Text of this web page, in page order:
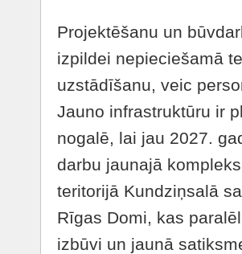
Projektēšanu un
izpildei nepieciešamā
uzstādīšanu, veic
Jauno infrastruktūru ir
nogalē, lai jau 2027.
darbu jaunajā
teritorijā Kundziņsalā
Rīgas Domi, kas
izbūvi un jaunā